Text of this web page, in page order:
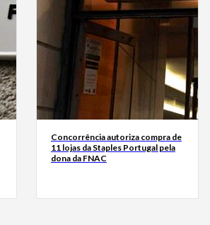
Concorrência autoriza compra de
11 lojas da Staples Portugal pela
dona da FNAC